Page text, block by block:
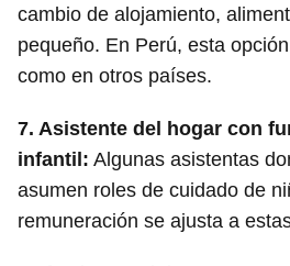
cambio de alojamiento,
pequeño. En Perú, esta
como en otros países.
7. Asistente del hogar con
infantil: Algunas asistentas
asumen roles de cuidado de
remuneración se ajusta a